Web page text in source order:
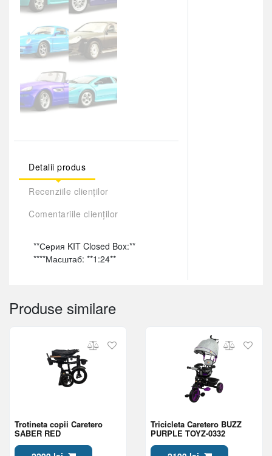
Detalii produs
Recenziile clienților
Comentariile clienților
**Серия KIT Closed Box:**
****Масштаб: **1:24**
Produse similare
Trotineta copii Caretero
SABER RED
Tricicleta Caretero BUZZ
PURPLE TOYZ-0332